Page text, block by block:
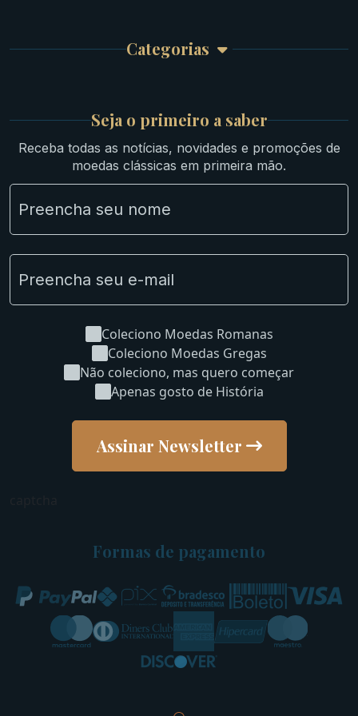
Atendimento
Categorias
Ouro
Ibéricas
Lotes Grandes
Material Numismático
NGC e NNC Encapsuladas
Novidades
Seja o primeiro a saber
Receba todas as notícias, novidades e promoções de
moedas clássicas em primeira mão.
Coleciono Moedas Romanas
Coleciono Moedas Gregas
Não coleciono, mas quero começar
Apenas gosto de História
Assinar Newsletter
Formas de pagamento